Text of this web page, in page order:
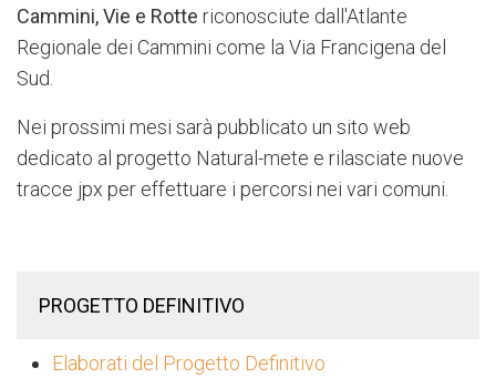
Cammini, Vie e Rotte riconosciute dall'Atlante
Regionale dei Cammini come la Via Francigena del
Sud.
Nei prossimi mesi sarà pubblicato un sito web
dedicato al progetto Natural-mete e rilasciate nuove
tracce jpx per effettuare i percorsi nei vari comuni.
PROGETTO DEFINITIVO
Elaborati del Progetto Definitivo